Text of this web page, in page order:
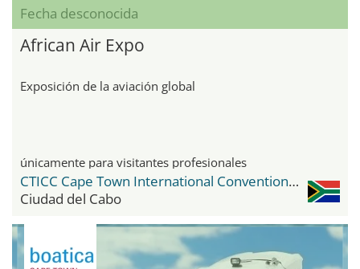
Fecha desconocida
African Air Expo
Exposición de la aviación global
únicamente para visitantes profesionales
CTICC Cape Town International Convention Center
Ciudad del Cabo